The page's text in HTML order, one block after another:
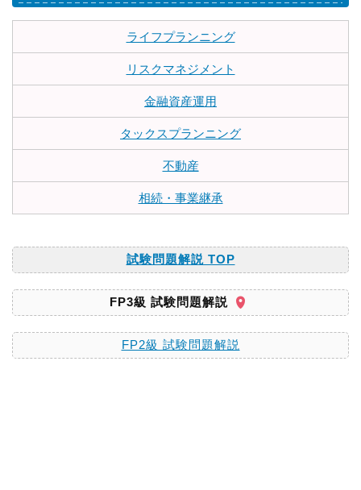
ライフプランニング
リスクマネジメント
金融資産運用
タックスプランニング
不動産
相続・事業継承
試験問題解説 TOP
FP3級 試験問題解説
FP2級 試験問題解説